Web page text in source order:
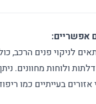
אפשריים:
לניקוי פנים הרכב,
ולוחות מחוונים.
אזורים בעייתיים כמו